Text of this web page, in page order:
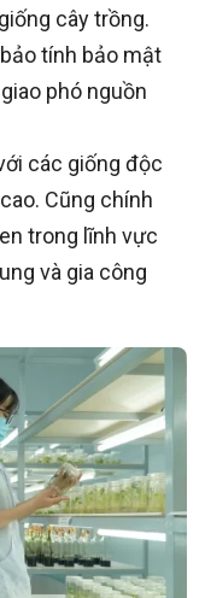
cây trồng.
tính bảo mật
phó nguồn
các giống độc
Cũng chính
trong lĩnh vực
và gia công